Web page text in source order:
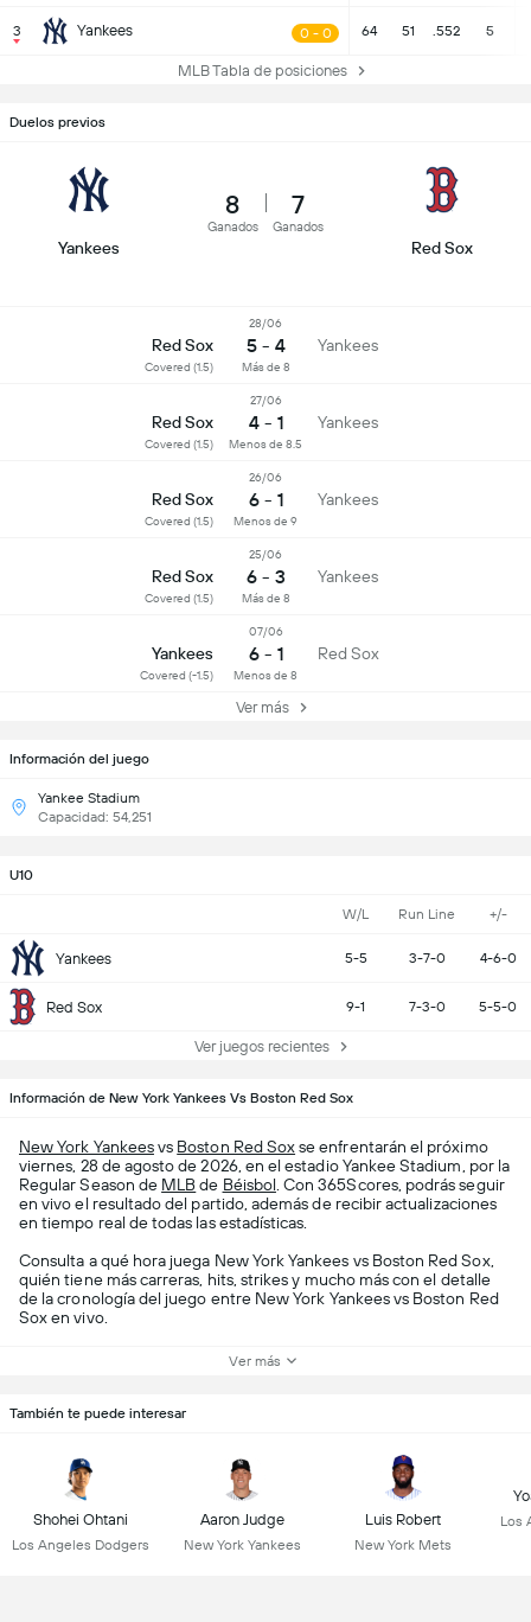
3 Yankees 0 - 0 64 51 .552 5
MLB Tabla de posiciones
Información del juego
Yankee Stadium
Capacidad: 54,251
U10
W/L Run Line +/-
Yankees 5-5 3-7-0 4-6-0
Red Sox 9-1 7-3-0 5-5-0
Ver juegos recientes
Duelos previos
Yankees
8
Ganados
7
Ganados
Red Sox
Red Sox
Covered (1.5)
28/06
5 - 4 Yankees
Más de 8
Red Sox
Covered (1.5)
27/06
4 - 1 Yankees
Menos de 8.5
Red Sox
Covered (1.5)
26/06
6 - 1 Yankees
Menos de 9
Red Sox
Covered (1.5)
25/06
6 - 3 Yankees
Más de 8
Yankees
Covered (-1.5)
07/06
6 - 1 Red Sox
Menos de 8
Ver más
Información de New York Yankees Vs Boston Red Sox
New York Yankeesvs Boston Red Soxse enfrentarán el próximo
viernes, 28 de agosto de 2026, en el estadio Yankee Stadium, por la
Regular Season de MLB de Béisbol . Con 365Scores, podrás seguir
en vivo el resultado del partido, además de recibir actualizaciones
en tiempo real de todas las estadísticas.
Consulta a qué hora juega New York Yankees vs Boston Red Sox,
quién tiene más carreras, hits, strikes y mucho más con el detalle
de la cronología del juego entre New York Yankees vs Boston Red
Sox en vivo.
Ver más
También te puede interesar
Shohei Ohtani
Los Angeles Dodgers
Aaron Judge
New York Yankees
Luis Robert
New York Mets
Los